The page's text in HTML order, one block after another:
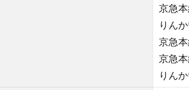
京急
りん
京急
京急
りん